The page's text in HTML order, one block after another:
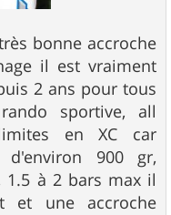
bonne accroche
il est vraiment
2 ans pour tous
sportive, all
en XC car
900 gr,
1.5 à 2 bars max il
et une accroche